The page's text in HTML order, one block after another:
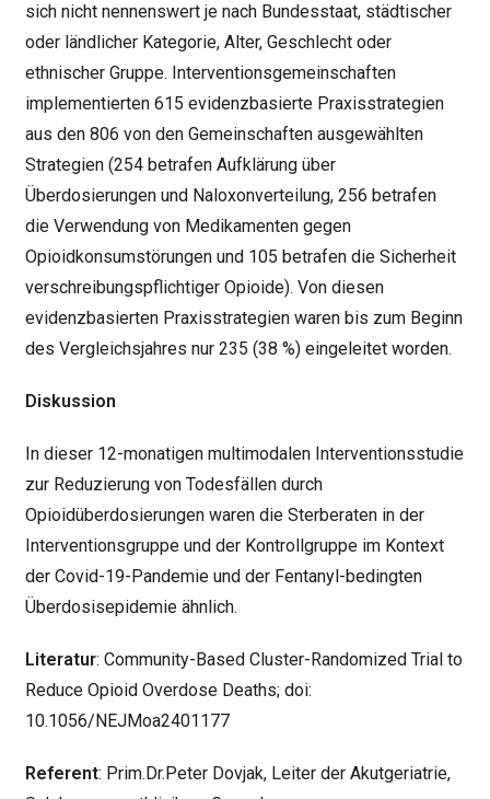
sich nicht nennenswert je nach Bundesstaat, städtischer
oder ländlicher Kategorie, Alter, Geschlecht oder
ethnischer Gruppe. Interventionsgemeinschaften
implementierten 615 evidenzbasierte Praxisstrategien
aus den 806 von den Gemeinschaften ausgewählten
Strategien (254 betrafen Aufklärung über
Überdosierungen und Naloxonverteilung, 256 betrafen
die Verwendung von Medikamenten gegen
Opioidkonsumstörungen und 105 betrafen die Sicherheit
verschreibungspflichtiger Opioide). Von diesen
evidenzbasierten Praxisstrategien waren bis zum Beginn
des Vergleichsjahres nur 235 (38 %) eingeleitet worden.
Diskussion
In dieser 12-monatigen multimodalen Interventionsstudie
zur Reduzierung von Todesfällen durch
Opioidüberdosierungen waren die Sterberaten in der
Interventionsgruppe und der Kontrollgruppe im Kontext
der Covid-19-Pandemie und der Fentanyl-bedingten
Überdosisepidemie ähnlich.
Literatur: Community-Based Cluster-Randomized Trial to
Reduce Opioid Overdose Deaths; doi:
10.1056/NEJMoa2401177
Referent: Prim.Dr.Peter Dovjak, Leiter der Akutgeriatrie,